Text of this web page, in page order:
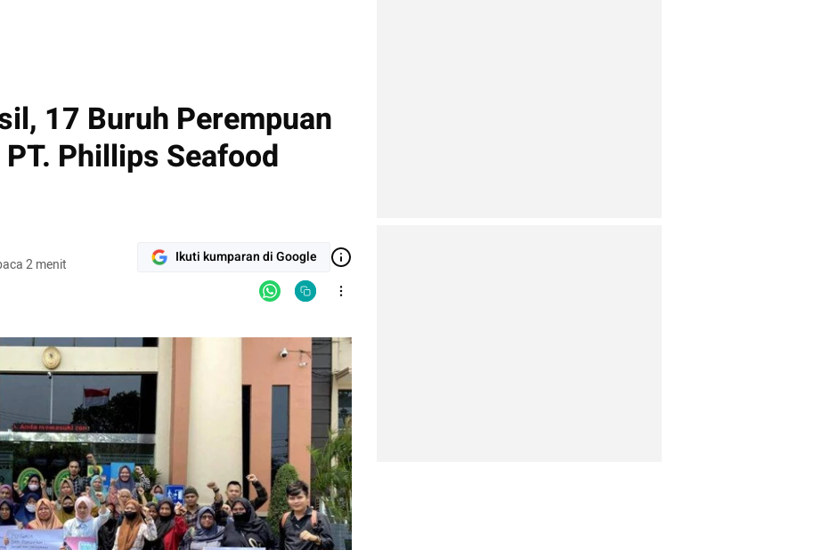
17 Buruh Perempuan
Phillips Seafood
2 menit Ikuti kumparan di Google